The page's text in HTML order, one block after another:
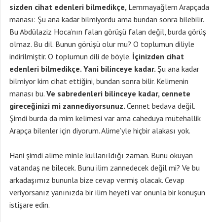
sizden cihat edenleri bilmedikçe, Lemmayağlem Arapçada
manası: Şu ana kadar bilmiyordu ama bundan sonra bilebilir.
Bu Abdülaziz Hoca’nın falan görüşü falan değil, burda görüş
olmaz. Bu dil. Bunun görüşü olur mu? O toplumun diliyle
indirilmiştir. O toplumun dili de böyle. İçinizden cihat
edenleri bilmedikçe. Yani bilinceye kadar. Şu ana kadar
bilmiyor kim cihat ettiğini, bundan sonra bilir. Kelimenin
manası bu. Ve sabredenleri bilinceye kadar, cennete
gireceğinizi mi zannediyorsunuz. Cennet bedava değil.
Şimdi burda da mim kelimesi var ama caheduya mütehallik
Arapça bilenler için diyorum. Alime’yle hiçbir alakası yok.
Hani şimdi alime minle kullanıldığı zaman. Bunu okuyan
vatandaş ne bilecek. Bunu ilim zannedecek değil mi? Ve bu
arkadaşımız bununla bize cevap vermiş olacak. Cevap
veriyorsanız yanınızda bir ilim heyeti var onunla bir konuşun
istişare edin.